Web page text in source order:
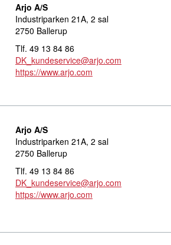
Arjo A/S
Industriparken 21A, 2 sal
2750 Ballerup
Tlf. 49 13 84 86
DK_kundeservice@arjo.com
https://www.arjo.com
Arjo A/S
Industriparken 21A, 2 sal
2750 Ballerup
Tlf. 49 13 84 86
DK_kundeservice@arjo.com
https://www.arjo.com